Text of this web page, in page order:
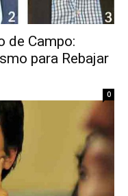
de Campo:
para Rebajar
0